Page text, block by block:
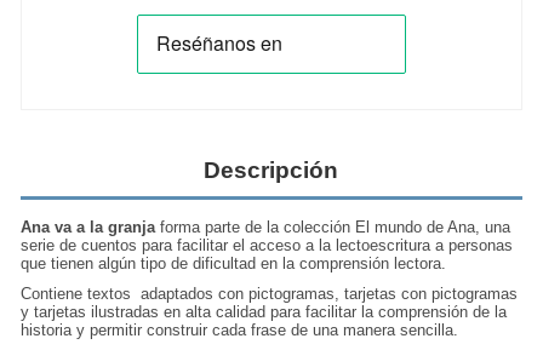
Descripción
Ana va a la granjaforma parte de la colección El mundo de Ana, una
serie de cuentos para facilitar el acceso a la lectoescritura a personas
que tienen algún tipo de dificultad en la comprensión lectora.
Contiene textos adaptados con pictogramas, tarjetas con pictogramas
y tarjetas ilustradas en alta calidad para facilitar la comprensión de la
historia y permitir construir cada frase de una manera sencilla.